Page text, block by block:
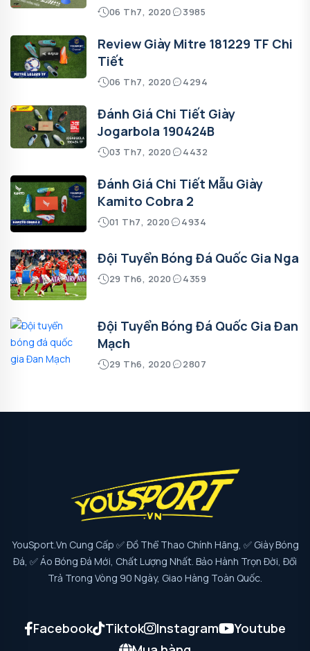
06 Th7, 2020 3985
Review Giày Mitre 181229 TF Chi
Tiết
06 Th7, 2020 4294
Đánh Giá Chi Tiết Giày
Jogarbola 190424B
03 Th7, 2020 4432
Đánh Giá Chi Tiết Mẫu Giày
Kamito Cobra 2
01 Th7, 2020 4934
Đội Tuyển Bóng Đá Quốc Gia Nga
29 Th6, 2020 4359
Đội Tuyển Bóng Đá Quốc Gia Đan
Mạch
29 Th6, 2020 2807
YouSport.vn Cung Cấp ✅ Đồ Thể Thao Chính Hãng, ✅ Giày Bóng
Đá, ✅ Áo Bóng Đá Mới, Chất Lượng Nhất. Bảo Hành Trọn Đời, Đổi
Trả Trong Vòng 90 Ngày, Giao Hàng Toàn Quốc.
Facebook Tiktok Instagram
Youtube